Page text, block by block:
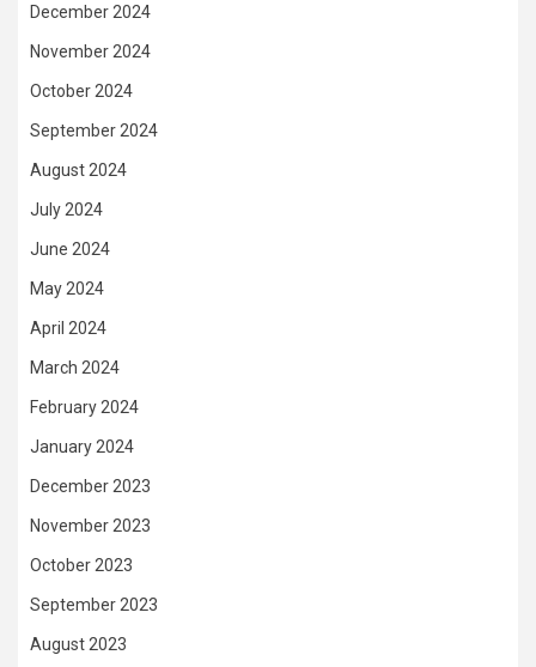
December 2024
November 2024
October 2024
September 2024
August 2024
July 2024
June 2024
May 2024
April 2024
March 2024
February 2024
January 2024
December 2023
November 2023
October 2023
September 2023
August 2023